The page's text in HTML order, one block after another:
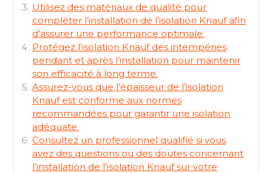
Utilisez des matériaux de qualité pour
compléter l’installation de l’isolation Knauf afin
d’assurer une performance optimale.
Protégez l’isolation Knauf des intempéries
pendant et après l’installation pour maintenir
son efficacité à long terme.
Assurez-vous que l’épaisseur de l’isolation
Knauf est conforme aux normes
recommandées pour garantir une isolation
adéquate.
Consultez un professionnel qualifié si vous
avez des questions ou des doutes concernant
l’installation de l’isolation Knauf sur votre